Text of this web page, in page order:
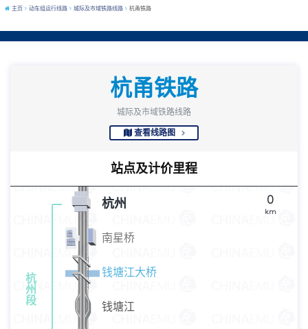
主页 动车组运行线路 城际及市域铁路线路 杭甬铁路
杭甬铁路
城际及市域铁路线路
查看线路图
站点及计价里程
杭
州
段
0
km
杭州
南星桥
钱塘江大桥
钱塘江